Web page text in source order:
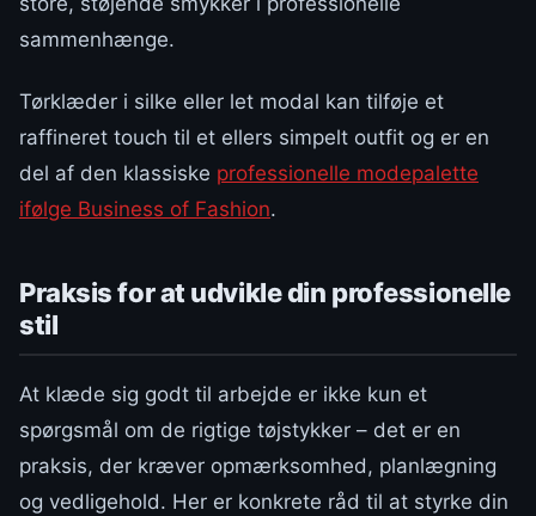
sammenhænge.
Tørklæder i silke eller let modal kan tilføje et
raffineret touch til et ellers simpelt outfit og er en
del af den klassiske professionelle modepalette
ifølge Business of Fashion.
Praksis for at udvikle din professionelle
stil
At klæde sig godt til arbejde er ikke kun et
spørgsmål om de rigtige tøjstykker – det er en
praksis, der kræver opmærksomhed, planlægning
og vedligehold. Her er konkrete råd til at styrke din